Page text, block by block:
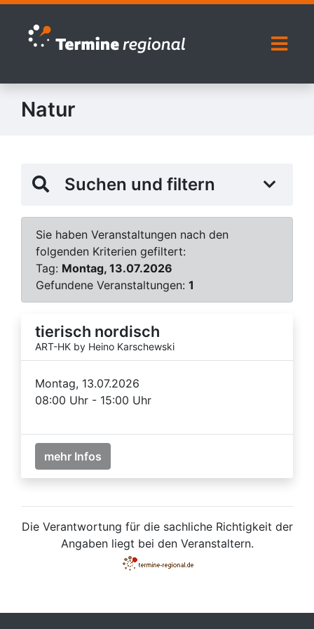
Zur Navigation springen
Zum Inhalt springen
Natur
Suchen und filtern
Sie haben Veranstaltungen nach den
folgenden Kriterien gefiltert:
Tag: Montag, 13.07.2026
Gefundene Veranstaltungen: 1
tierisch nordisch
ART-HK by Heino Karschewski
Montag, 13.07.2026
08:00 Uhr - 15:00 Uhr
mehr Infos
Die Verantwortung für die sachliche Richtigkeit der
Angaben liegt bei den Veranstaltern.